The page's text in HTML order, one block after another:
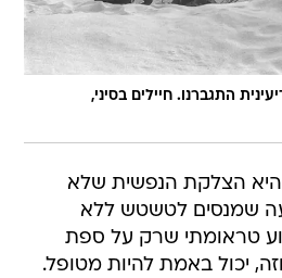
התגברנו. חיילים בסיני,
היא הצלקת הנפשית שלא
שמנסים לטשטש ללא
טראומתי שרק על ספת
יכול באמת להיות מטופל.